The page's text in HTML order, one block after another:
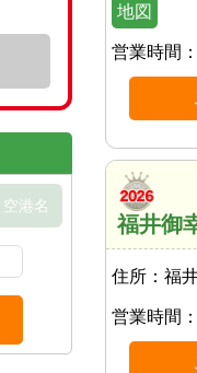
地図
営業時間：
福井御
住所： 福
営業時間：
空港名